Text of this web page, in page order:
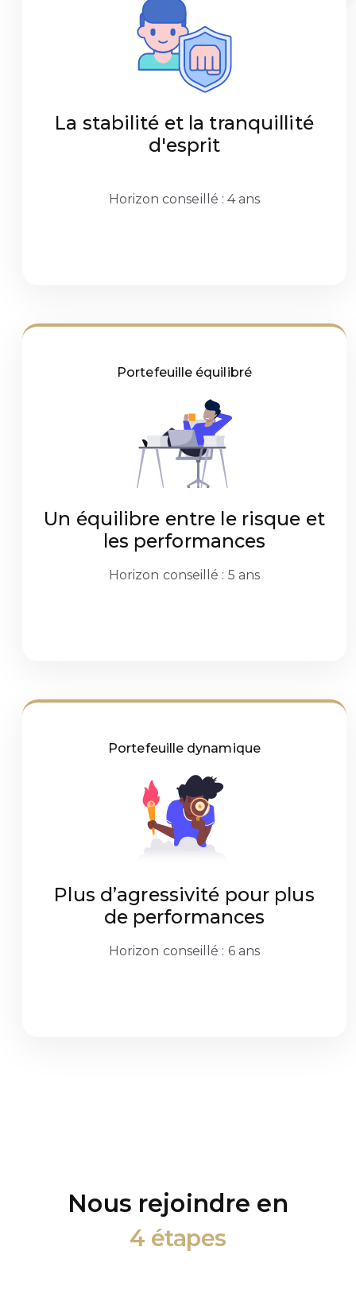
La stabilité et la tranquillité
d'esprit
Horizon conseillé : 4 ans
Portefeuille équilibré
Un équilibre entre le risque et
les performances
Horizon conseillé : 5 ans
Portefeuille dynamique
Plus d’agressivité pour plus
de performances
Horizon conseillé : 6 ans
Nous rejoindre en
4 étapes